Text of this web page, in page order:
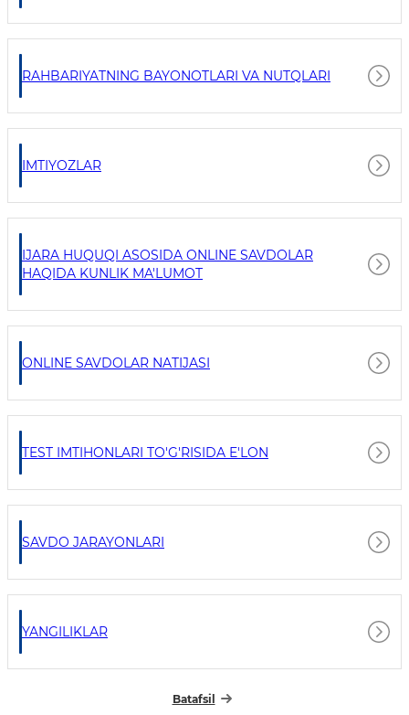
RAHBARIYATNING BAYONOTLARI VA NUTQLARI
IMTIYOZLAR
IJARA HUQUQI ASOSIDA ONLINE SAVDOLAR
HAQIDA KUNLIK MA'LUMOT
ONLINE SAVDOLAR NATIJASI
TEST IMTIHONLARI TO'G'RISIDA E'LON
SAVDO JARAYONLARI
YANGILIKLAR
Batafsil